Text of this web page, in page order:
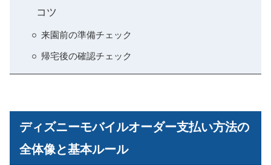
コツ
来園前の準備チェック
帰宅後の確認チェック
ディズニーモバイルオーダー支払い方法の
全体像と基本ルール